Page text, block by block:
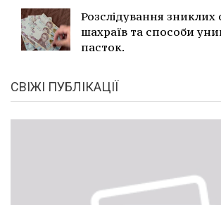
Розслідування зниклих
шахраїв та способи
пасток.
СВІЖІ ПУБЛІКАЦІЇ